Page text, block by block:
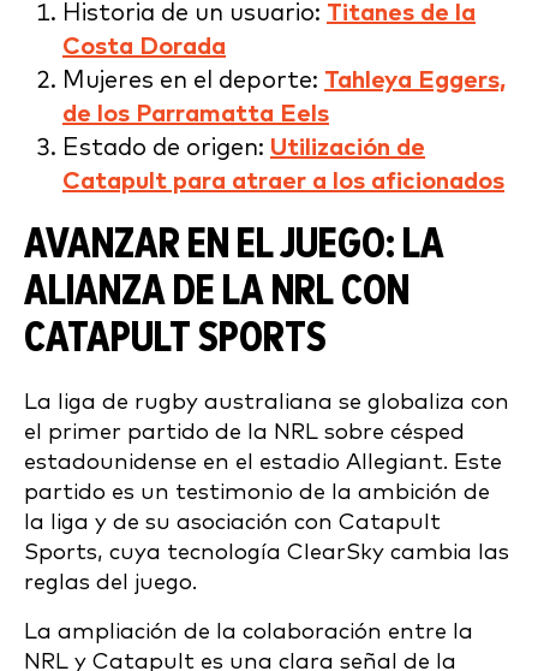
Historia de un usuario: Titanes de la
Costa Dorada
Mujeres en el deporte: Tahleya Eggers,
de los Parramatta Eels
Estado de origen: Utilización de
Catapult para atraer a los aficionados
AVANZAR EN EL JUEGO: LA
ALIANZA DE LA NRL CON
CATAPULT SPORTS
La liga de rugby australiana se globaliza con
el primer partido de la NRL sobre césped
estadounidense en el estadio Allegiant. Este
partido es un testimonio de la ambición de
la liga y de su asociación con Catapult
Sports, cuya tecnología ClearSky cambia las
reglas del juego.
La ampliación de la colaboración entre la
NRL y Catapult es una clara señal de la